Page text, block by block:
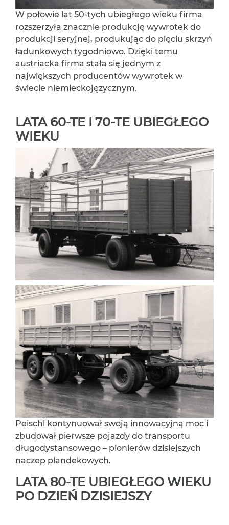
W połowie lat 50-tych ubiegłego wieku firma
rozszerzyła znacznie produkcję wywrotek do
produkcji seryjnej, produkując do pięciu skrzyń
ładunkowych tygodniowo. Dzięki temu
austriacka firma stała się jednym z
największych producentów wywrotek w
świecie niemieckojęzycznym.
LATA 60-TE I 70-TE UBIEGŁEGO
WIEKU
Peischl kontynuował swoją innowacyjną moc i
zbudował pierwsze pojazdy do transportu
długodystansowego – pionierów dzisiejszych
naczep plandekowych.
LATA 80-TE UBIEGŁEGO WIEKU
PO DZIEŃ DZISIEJSZY